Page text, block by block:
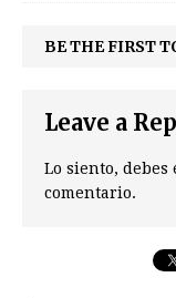
BE THE FIRST
Leave a
Lo siento, debes
comentario.